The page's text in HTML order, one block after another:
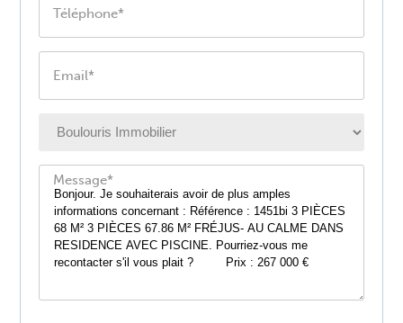
Téléphone*
Email*
Message*